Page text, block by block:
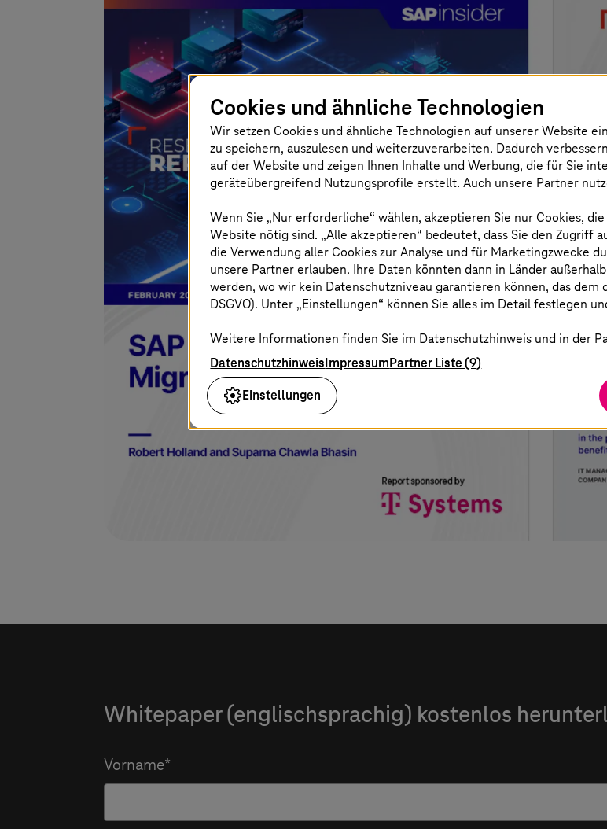
Whitepaper (englischsprachig) kostenlos
Vorname
Cookies und ähnliche Technologien
Wir setzen Cookies und ähnliche Technologien auf unserer Website
zu speichern, auszulesen und weiterzuverarbeiten. Dadurch
auf der Website und zeigen Ihnen Inhalte und Werbung, die für Sie
geräteübergreifend Nutzungsprofile erstellt. Auch unsere Partner
Wenn Sie „Nur erforderliche“ wählen, akzeptieren Sie nur Cookies,
Website nötig sind. „Alle akzeptieren“ bedeutet, dass Sie den Zugriff
die Verwendung aller Cookies zur Analyse und für Marketingzwecke
unsere Partner erlauben. Ihre Daten könnten dann in Länder
werden, wo wir kein Datenschutzniveau garantieren können, das dem
DSGVO). Unter „Einstellungen“ können Sie alles im Detail festlegen
Weitere Informationen finden Sie im Datenschutzhinweis und in der
DatenschutzhinweisImpressumPartner Liste (9)
Einstellungen